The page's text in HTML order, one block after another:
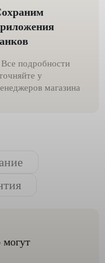
подробности
у
магазина
могут